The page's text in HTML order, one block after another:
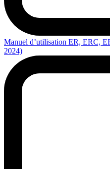
Manuel d’utilisation ER, ERC,
2024)